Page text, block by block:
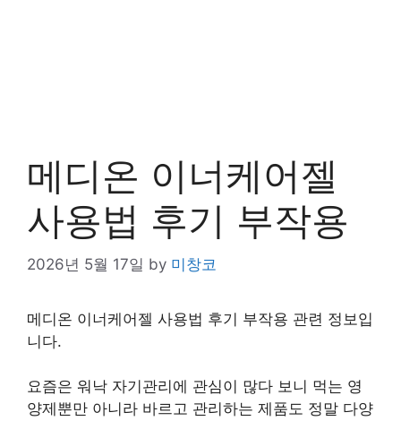
메디온 이너케어젤
사용법 후기 부작용
2026년 5월 17일 by 미창코
메디온 이너케어젤 사용법 후기 부작용 관련 정보입
니다.
요즘은 워낙 자기관리에 관심이 많다 보니 먹는 영
양제뿐만 아니라 바르고 관리하는 제품도 정말 다양